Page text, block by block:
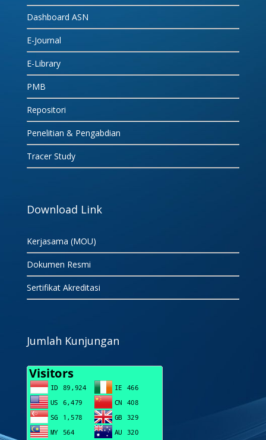
Dashboard ASN
E-Journal
E-Library
PMB
Repositori
Penelitian & Pengabdian
Tracer Study
Download Link
Kerjasama (MOU)
Dokumen Resmi
Sertifikat Akreditasi
Jumlah Kunjungan